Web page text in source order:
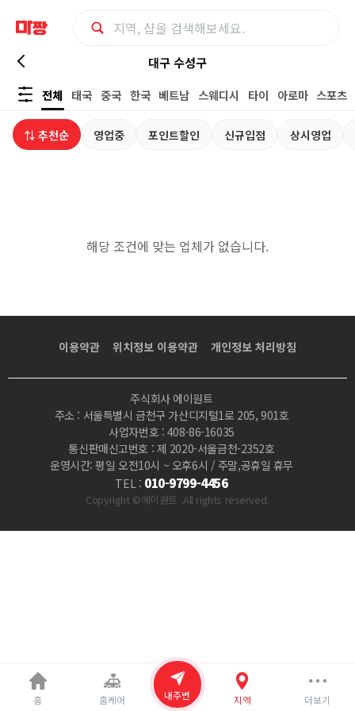
대
구
수
능
대구 수성구
전체
태국 중국 한국 베트남 스웨디시 타이 아로마 스포츠
⇅ 추천순 영업중 포인트할인 신규입점 상시영업
해당 조건에 맞는 업체가 없습니다.
이용약관 위치정보 이용약관 개인정보 처리방침
주식회사 에이원트
주소 : 서울특별시 금천구 가산디지털1로 205, 901호
사업자번호 : 408-86-16035
통신판매신고번호 : 제 2020-서울금천-2352호
운영시간: 평일 오전10시 ~ 오후6시 / 주말,공휴일 휴무
TEL : 010-9799-4456
Copyright ©에이원트 .All rights reserved.
홈 홈케어 내주변 지역 더보기